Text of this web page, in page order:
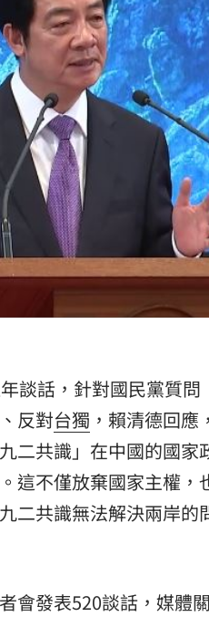
22:11
12:00
12:00
10:30
10:00
談話，針對國民黨質問
反對台獨 ，賴清德回
二共識」在中國的國
這不僅放棄國家主權
二共識無法解決兩岸
會發表520談話，媒體